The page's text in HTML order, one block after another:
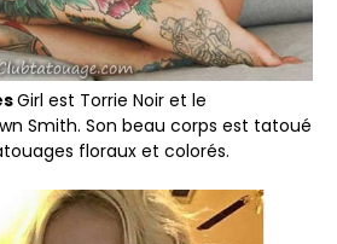
Girl est Torrie Noir et le
Smith. Son beau corps est tatoué
floraux et colorés.